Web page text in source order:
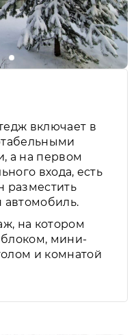
включает в
а на первом
входа, есть
разместить
автомобиль.
на котором
мини-
и комнатой